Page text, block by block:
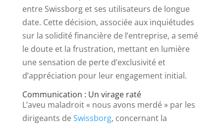
entre Swissborg et ses utilisateurs de longue
date. Cette décision, associée aux inquiétudes
sur la solidité financière de l’entreprise, a semé
le doute et la frustration, mettant en lumière
une sensation de perte d’exclusivité et
d’appréciation pour leur engagement initial.
Communication : Un virage raté
L’aveu maladroit « nous avons merdé » par les
dirigeants deSwissborg, concernant la